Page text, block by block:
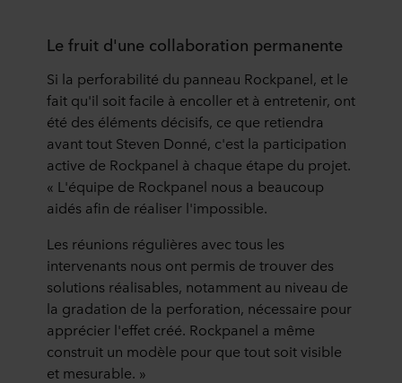
Le fruit d'une collaboration permanente
Si la perforabilité du panneau Rockpanel, et le
fait qu'il soit facile à encoller et à entretenir, ont
été des éléments décisifs, ce que retiendra
avant tout Steven Donné, c'est la participation
active de Rockpanel à chaque étape du projet.
« L'équipe de Rockpanel nous a beaucoup
aidés afin de réaliser l'impossible.
Les réunions régulières avec tous les
intervenants nous ont permis de trouver des
solutions réalisables, notamment au niveau de
la gradation de la perforation, nécessaire pour
apprécier l'effet créé. Rockpanel a même
construit un modèle pour que tout soit visible
et mesurable. »